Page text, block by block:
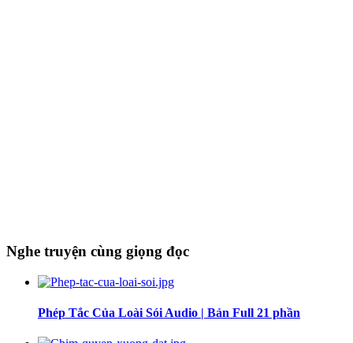
Nghe truyện cùng giọng đọc
Phép Tắc Của Loài Sói Audio | Bản Full 21 phần